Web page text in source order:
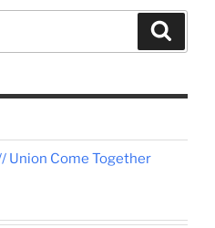
Union Come Together